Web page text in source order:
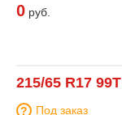
0 руб.
215/65 R17 99T
Под заказ